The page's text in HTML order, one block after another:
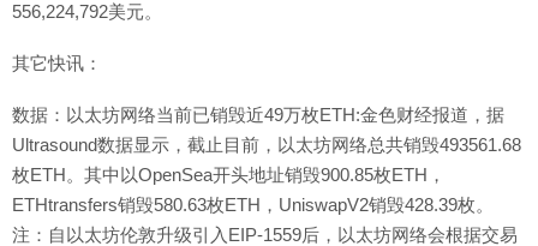
556,224,792美元。
其它快讯：
数据：以太坊网络当前已销毁近49万枚ETH:金色财经报道，据
Ultrasound数据显示，截止目前，以太坊网络总共销毁493561.68
枚ETH。其中以OpenSea开头地址销毁900.85枚ETH，
ETHtransfers销毁580.63枚ETH，UniswapV2销毁428.39枚。
注：自以太坊伦敦升级引入EIP-1559后，以太坊网络会根据交易